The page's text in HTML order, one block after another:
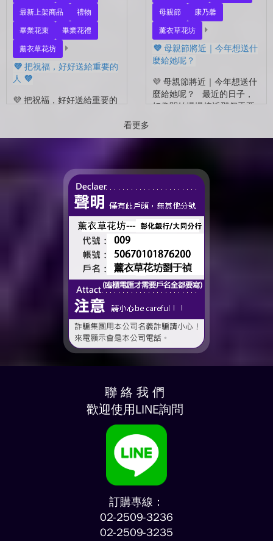
最新上架商品
禮物
畢業花束
畢業花禮
薰衣草花坊
💜 把祝福，好好送給重要的
人 💜
💜 把祝福，好好送給重要的
很多，準備往下一段生活前
母親節
康乃馨
薰衣草花坊
💜 母親節將近｜今年想送什
麼給她呢？
💜 母親節將近｜今年想送什
麼給她呢？ 最近的日子，
好像開始慢慢接近那個重要
看更多
聯 絡 我 們
歡迎使用LINE詢問
訂購專線：
02-2509-3236
02-2509-3235